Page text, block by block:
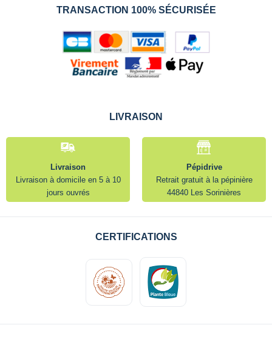
TRANSACTION 100% SÉCURISÉE
LIVRAISON
Livraison
Livraison à domicile en 5 à 10
jours ouvrés
Pépidrive
Retrait gratuit à la pépinière
44840 Les Sorinières
CERTIFICATIONS